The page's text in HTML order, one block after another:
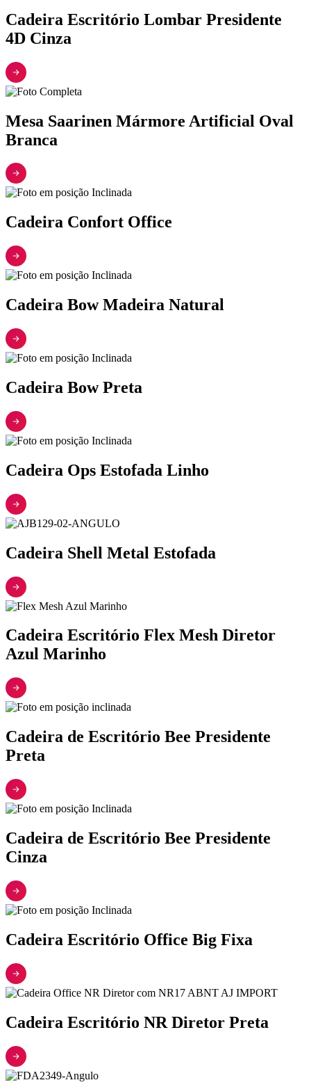
Cadeira Escritório Lombar Presidente
4D Cinza
Mesa Saarinen Mármore Artificial Oval
Branca
Cadeira Confort Office
Cadeira Bow Madeira Natural
Cadeira Bow Preta
Cadeira Ops Estofada Linho
Cadeira Shell Metal Estofada
Cadeira Escritório Flex Mesh Diretor
Azul Marinho
Cadeira de Escritório Bee Presidente
Preta
Cadeira de Escritório Bee Presidente
Cinza
Cadeira Escritório Office Big Fixa
Cadeira Escritório NR Diretor Preta